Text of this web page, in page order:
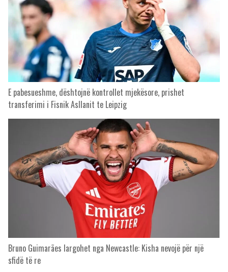
E pabesueshme, dështojnë kontrollet mjekësore, prishet
transferimi i Fisnik Asllanit te Leipzig
Bruno Guimarães largohet nga Newcastle: Kisha nevojë për një
sfidë të re